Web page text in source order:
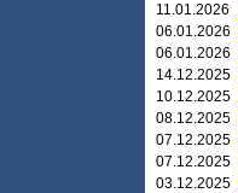
11.01.2026
06.01.2026
06.01.2026
14.12.2025
10.12.2025
08.12.2025
07.12.2025
07.12.2025
03.12.2025